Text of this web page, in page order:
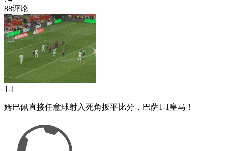
88评论
1-1
姆巴佩直接任意球射入死角扳平比分，巴萨1-1皇马！